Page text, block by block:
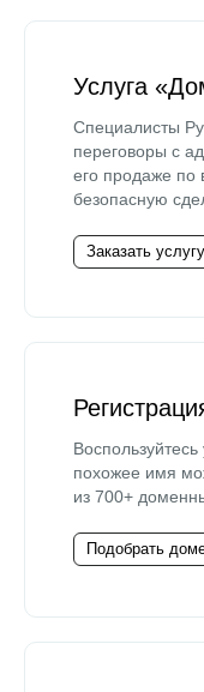
Услуга
Специалисты
переговоры с
его продаже по
безопасную
Заказать услугу
похожее имя
из 700+
Подобрать